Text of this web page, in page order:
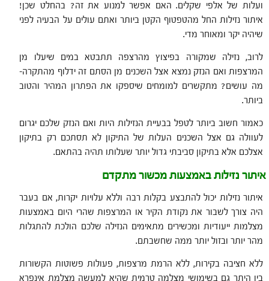
ועלות של אלפי שקלים. האם אפשר למנוע את זה? בהחלט שכן!
איתור נזילות החל מהטפטוף הקטן ביותר ואתם עולים על הבעיה לפני
שיהיה יקר ומאוחר מדי.
לרוב, נזילה שמקורה בפיצוץ מהרצפה תתבטא במים שיעלו מן
המרצפות ואם הנזק נמצא אצל השכנים מן הסתם זה ידלוף מהתקרה-
מה עושים? מתקשרים למומחים שיספקו את הפתרון המהיר והטוב
ביותר.
כאמור חשוב ביותר לטפל בבעיית הנזילות היות ואם הנזק שלכם יגרום
לעוולה גם אצל השכנים העלות של התיקון לא תסתכם רק בתיקון
אצלכם אלא בתיקון סביבתי גדול יותר שעלותו תהיה בהתאם.
איתור נזילות באמצעות מכשור מתקדם
איתור נזילות יכול להתבצע בקלות רבה וללא עלויות יקרות, אם בעבר
היה צורך לשבור את נקודת הקיר או המרצפות שהרי היום באמצעות
מצלמות ייעודיות ומכשירים מתאימים הנזילה שלכם הולכת להתגלות
מהר יותר ובזול יותר ממה שחשבתם.
ללא חציבה בקירות, ללא הרמת מרצפות, פעולות פשוטות הקשורות
בין היתר גם בשימושי מצלמה טרמית שהיא למעשה מצלמת אינפרא